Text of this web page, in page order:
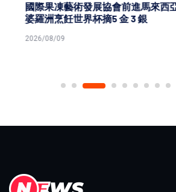
國際果凍藝術發展協會前進馬來西亞
婆羅洲烹飪世界杯摘5 金 3 銀
2026/08/09